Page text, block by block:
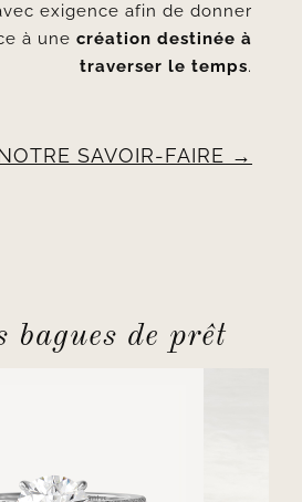
exigence afin de donner
à unecréation destinée à
traverser le temps.
SAVOIR-FAIRE
bagues de prêt